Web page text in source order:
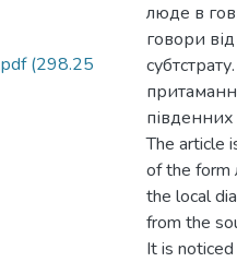
(298.25
люде в
говори
The article
of the form
the local
from the
It is